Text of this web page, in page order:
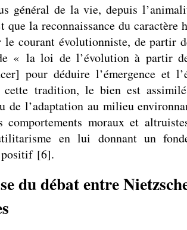
général de la vie, depuis
que la reconnaissance du caractère
le courant évolutionniste, de partir
« la loi de l’évolution à partir
pour déduire l’émergence et
cette tradition, le bien est
de l’adaptation au milieu
comportements moraux et
en lui donnant un
[6].
du débat entre